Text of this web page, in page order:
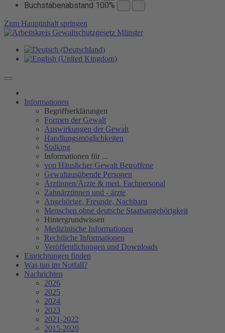
Buchstabenabstand 100%
Zum Hauptinhalt springen
Informationen
Begriffserklärungen
Formen der Gewalt
Auswirkungen der Gewalt
Handlungsmöglichkeiten
Stalking
Informationen für ...
von Häuslicher Gewalt Betroffene
Gewaltausübende Personen
Ärztinnen/Ärzte & med. Fachpersonal
Zahnärztinnen und - ärzte
Angehörige, Freunde, Nachbarn
Menschen ohne deutsche Staatsangehörigkeit
Hintergrundwissen
Medizinische Informationen
Rechtliche Informationen
Veröffentlichungen und Downloads
Einrichtungen finden
Was tun im Notfall?
Nachrichten
2026
2025
2024
2023
2021-2022
2015-2020